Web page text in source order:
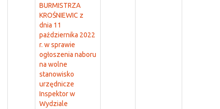
BURMISTRZA
KROŚNIEWIC z
dnia 11
października 2022
r. w sprawie
ogłoszenia naboru
na wolne
stanowisko
urzędnicze
Inspektor w
Wydziale